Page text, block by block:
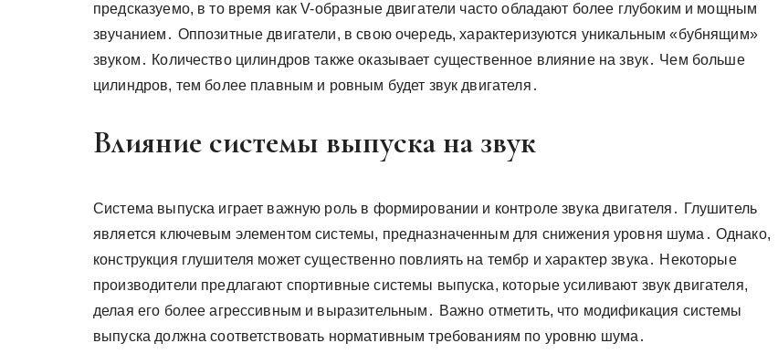
предсказуемо, в то время как V-образные двигатели часто обладают более глубоким и мощным
звучанием․ Оппозитные двигатели, в свою очередь, характеризуются уникальным «бубнящим»
звуком․ Количество цилиндров также оказывает существенное влияние на звук․ Чем больше
цилиндров, тем более плавным и ровным будет звук двигателя․
Влияние системы выпуска на звук
Система выпуска играет важную роль в формировании и контроле звука двигателя․ Глушитель
является ключевым элементом системы, предназначенным для снижения уровня шума․ Однако,
конструкция глушителя может существенно повлиять на тембр и характер звука․ Некоторые
производители предлагают спортивные системы выпуска, которые усиливают звук двигателя,
делая его более агрессивным и выразительным․ Важно отметить, что модификация системы
выпуска должна соответствовать нормативным требованиям по уровню шума․